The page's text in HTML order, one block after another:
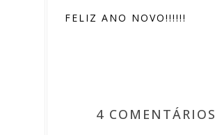
FELIZ ANO NOVO!!!!!!
4 COMENTÁRIOS